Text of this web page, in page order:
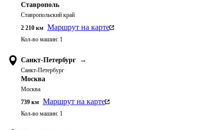
Ставрополь
Ставропольский край
2 210 км Маршрут на карте
Кол-во машин: 1
Санкт-Петербург →
Санкт-Петербург
Москва
Москва
739 км Маршрут на карте
Кол-во машин: 1